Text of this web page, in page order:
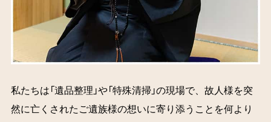
私たちは「遺品整理」や「特殊清掃」の現場で、故人様を突
然に亡くされたご遺族様の想いに寄り添うことを何より